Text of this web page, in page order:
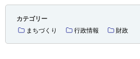
カテゴリー
まちづくり
行政情報 財政